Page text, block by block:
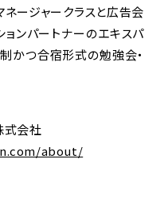
ネージャークラスと広告会
ョンパートナーのエキスパ
かつ合宿形式の勉強会・
式会社
about/